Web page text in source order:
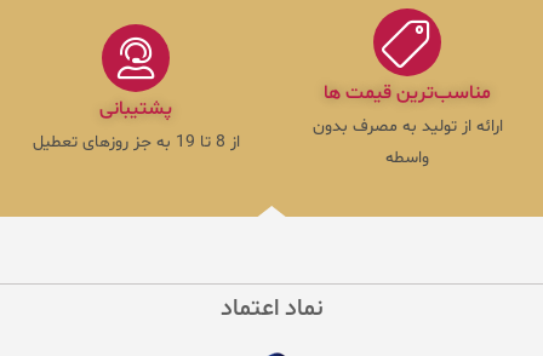
مناسب‌ترین قیمت ها
ارائه از تولید به مصرف بدون
واسطه
پشتیبانی
از 8 تا 19 به جز روزهای تعطیل
نماد اعتماد